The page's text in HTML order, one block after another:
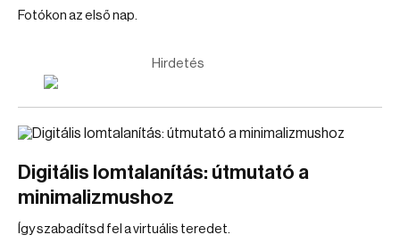
Fotókon az első nap.
Hirdetés
Digitális lomtalanítás: útmutató a
minimalizmushoz
Így szabadítsd fel a virtuális teredet.